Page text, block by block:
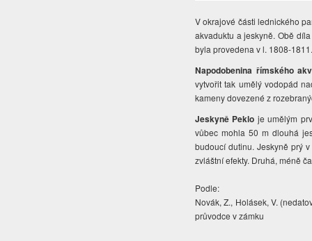
V okrajové části lednického
akvaduktu a jeskyně. Obě
byla provedena v l. 1808-
Napodobenina římského
vytvořit tak umělý vodopád
kameny dovezené z
Jeskyně Peklo je umělým
vůbec mohla 50 m dlouhá
budoucí dutinu. Jeskyně prý
zvláštní efekty. Druhá, méně
Podle:
Novák, Z., Holásek, V.
průvodce v zámku